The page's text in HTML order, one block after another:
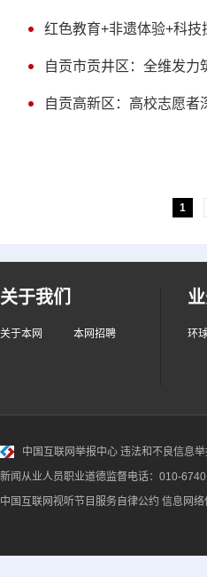
红色教育+非遗体验+科
自贡市贡井区：全维发力
自贡高新区：高校志愿者
1
关于我们
关于本网 本网招聘 环
中国互联网举报中心 违法和不良信息
新闻从业人员职业道德监督电话：010-
中国互联网视听节目服务自律公约 信息网